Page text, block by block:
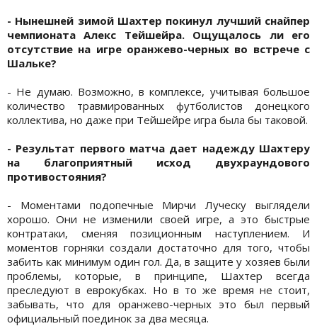
- Нынешней зимой Шахтер покинул лучший снайпер
чемпионата Алекс Тейшейра. Ощущалось ли его
отсутствие на игре оранжево-черных во встрече с
Шальке?
- Не думаю. Возможно, в комплексе, учитывая большое
количество травмированных футболистов донецкого
коллектива, но даже при Тейшейре игра была бы таковой.
- Результат первого матча дает надежду Шахтеру
на благоприятный исход двухраундового
противостояния?
- Моментами подопечные Мирчи Луческу выглядели
хорошо. Они не изменили своей игре, а это быстрые
контратаки, сменяя позиционным наступлением. И
моментов горняки создали достаточно для того, чтобы
забить как минимум один гол. Да, в защите у хозяев были
проблемы, которые, в принципе, Шахтер всегда
преследуют в еврокубках. Но в то же время не стоит,
забывать, что для оранжево-черных это был первый
официальный поединок за два месяца.